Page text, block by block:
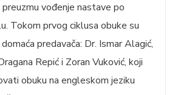
vođenje nastave po
Tokom prvog ciklusa obuke su
predavača: Dr. Ismar Alagić,
Repić i Zoran Vuković, koji
obuku na engleskom jeziku